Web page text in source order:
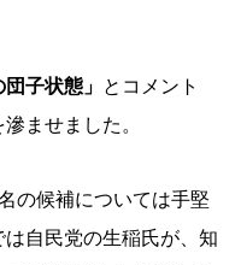
団子状態」 とコメント
ませました。
の候補については手堅
自民党の生稲氏が、知